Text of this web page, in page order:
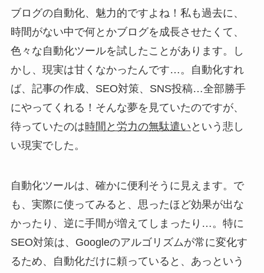
ブログの自動化、魅力的ですよね！私も過去に、
時間がない中で何とかブログを成長させたくて、
色々な自動化ツールを試したことがあります。し
かし、現実は甘くなかったんです…。自動化すれ
ば、記事の作成、SEO対策、SNS投稿…全部勝手
にやってくれる！そんな夢を見ていたのですが、
待っていたのは時間と労力の無駄遣い という悲し
い現実でした。
自動化ツールは、確かに便利そうに見えます。で
も、実際に使ってみると、思ったほど効果が出な
かったり、逆に手間が増えてしまったり…。特に
SEO対策は、Googleのアルゴリズムが常に変化す
るため、自動化だけに頼っていると、あっという